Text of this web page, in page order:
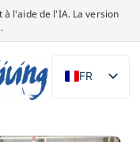
l'aide de l'IA. La version
FR
DE